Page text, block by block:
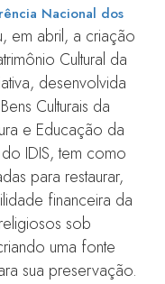
Nacional dos
em abril, a criação
Cultural da
desenvolvida
Culturais da
e Educação da
IDIS, tem como
para restaurar,
financeira da
sob
uma fonte
sua preservação.